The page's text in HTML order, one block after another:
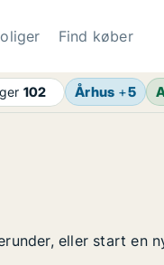
Find køber
102 Århus +5
eller start en